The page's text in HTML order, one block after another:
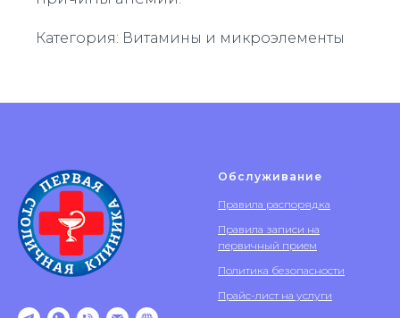
Категория: Витамины и микроэлементы
Обслуживание
Правила распорядка
Правила записи на
первичный прием
Политика безопасности
Прайс-лист на услуги